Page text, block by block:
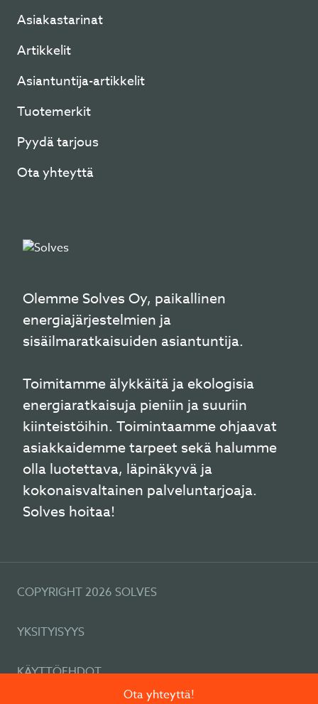
Ota yhteyttä!
Asiakastarinat
Artikkelit
Asiantuntija-artikkelit
Tuotemerkit
Pyydä tarjous
Ota yhteyttä
Olemme Solves Oy, paikallinen
energiajärjestelmien ja
sisäilmaratkaisuiden asiantuntija.
Toimitamme älykkäitä ja ekologisia
energiaratkaisuja pieniin ja suuriin
kiinteistöihin. Toimintaamme ohjaavat
asiakkaidemme tarpeet sekä halumme
olla luotettava, läpinäkyvä ja
kokonaisvaltainen palveluntarjoaja.
Solves hoitaa!
COPYRIGHT 2026 SOLVES
YKSITYISYYS
KÄYTTÖEHDOT